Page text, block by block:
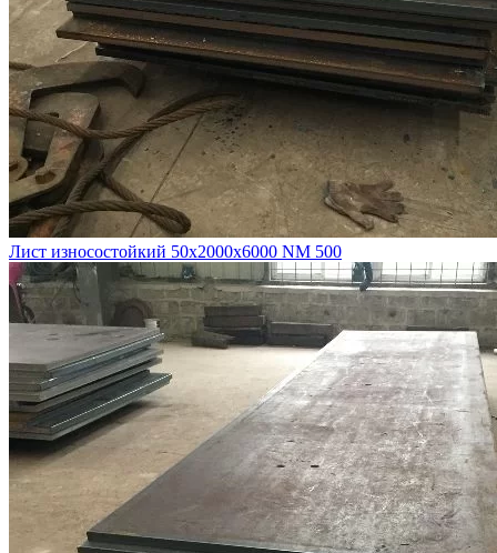
Лист износостойкий 50х2000х6000 NM 500